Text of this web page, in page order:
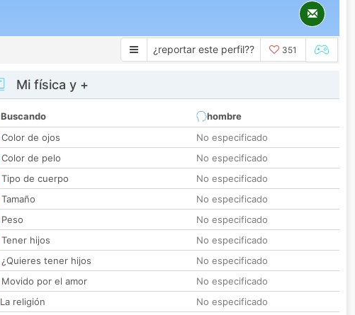
¿reportar este perfil?? 351
Mi física y +
Buscando
hombre
Color de ojos
No especificado
Color de pelo
No especificado
Tipo de cuerpo
No especificado
Tamaño
No especificado
Peso
No especificado
Tener hijos
No especificado
¿Quieres tener hijos
No especificado
Movido por el amor
No especificado
La religión
No especificado